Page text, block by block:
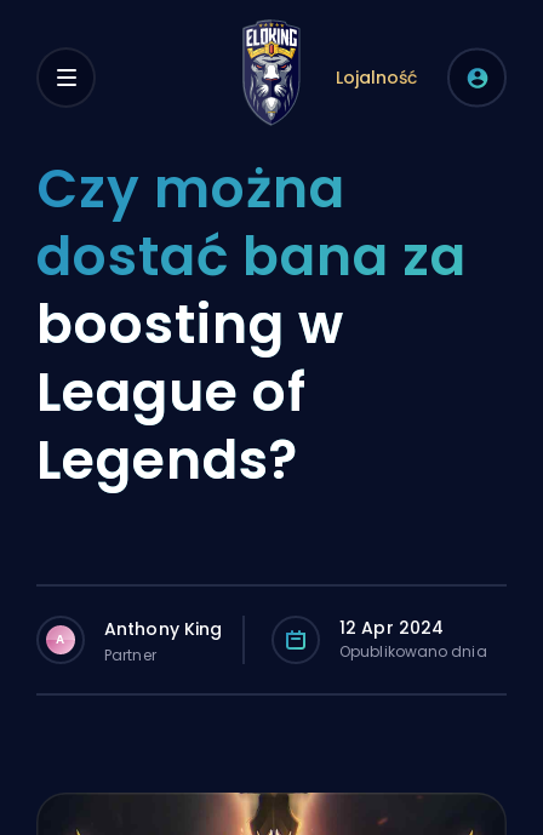
Lojalność
Czy można
dostać bana za
boosting w
League of
Legends?
A Anthony King
Partner
12 Apr 2024
Opublikowano dnia